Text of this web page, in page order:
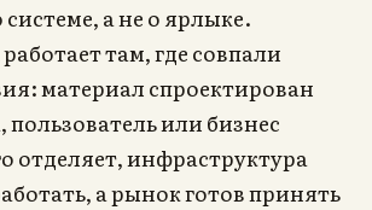
а не о ярлыке.
там, где совпали
материал спроектирован
пользователь или бизнес
отделяет, инфраструктура
а рынок готов принять